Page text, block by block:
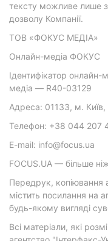
тексту можливе лише
дозволу Компанії.
ТОВ «ФОКУС МЕДІА»
Онлайн-медіа ФОКУС
Ідентифікатор онлайн-
медіа — R40-03129
Адреса: 01133, м. Київ,
Телефон: +38 044 207
E-mail: info@focus.ua
FOCUS.UA — більше
Передрук, копіювання
містить посилання на
будь-якому вигляді
Всі матеріали, які